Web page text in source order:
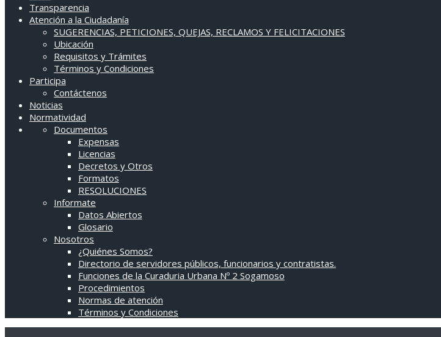
Transparencia
Atención a la Ciudadanía
SUGERENCIAS, PETICIONES, QUEJAS, RECLAMOS Y FELICITACIONES
Ubicación
Requisitos y Trámites
Términos y Condiciones
Participa
Contáctenos
Noticias
Normatividad
Documentos
Expensas
Licencias
Decretos y Otros
Formatos
RESOLUCIONES
Informate
Datos Abiertos
Glosario
Nosotros
¿Quiénes Somos?
Directorio de servidores públicos, funcionarios y contratistas.
Funciones de la Curaduria Urbana Nº 2 Sogamoso
Procedimientos
Normas de atención
Términos y Condiciones